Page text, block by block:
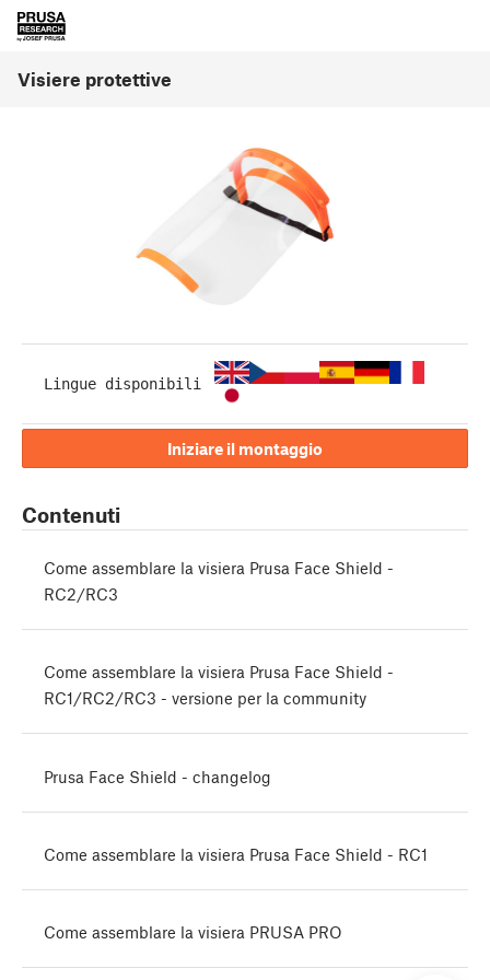
Visiere protettive
Lingue disponibili
Iniziare il montaggio
Contenuti
Come assemblare la visiera Prusa Face Shield -
RC2/RC3
Come assemblare la visiera Prusa Face Shield -
RC1/RC2/RC3 - versione per la community
Prusa Face Shield - changelog
Come assemblare la visiera Prusa Face Shield - RC1
Come assemblare la visiera PRUSA PRO